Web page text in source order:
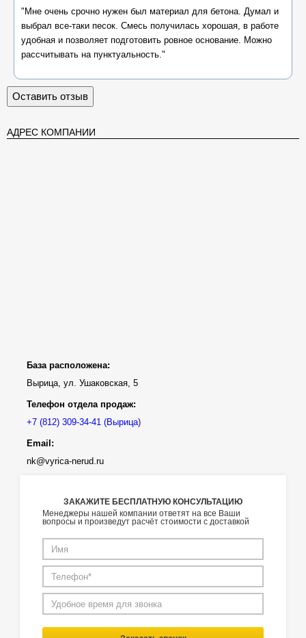
"Мне очень срочно нужен был материал для бетона. Думал и
выбрал все-таки песок. Смесь получилась хорошая, в работе
удобная и позволяет подготовить ровное основание. Можно
рассчитывать на пунктуальность."
Оставить отзыв
АДРЕС КОМПАНИИ
База расположена:
Вырица, ул. Ушаковская, 5
Телефон отдела продаж:
(Вырица)
Email:
nk@vyrica-nerud.ru
ЗАКАЖИТЕ БЕСПЛАТНУЮ КОНСУЛЬТАЦИЮ
Менеджеры нашей компании ответят на все Ваши
вопросы и произведут расчёт стоимости с доставкой